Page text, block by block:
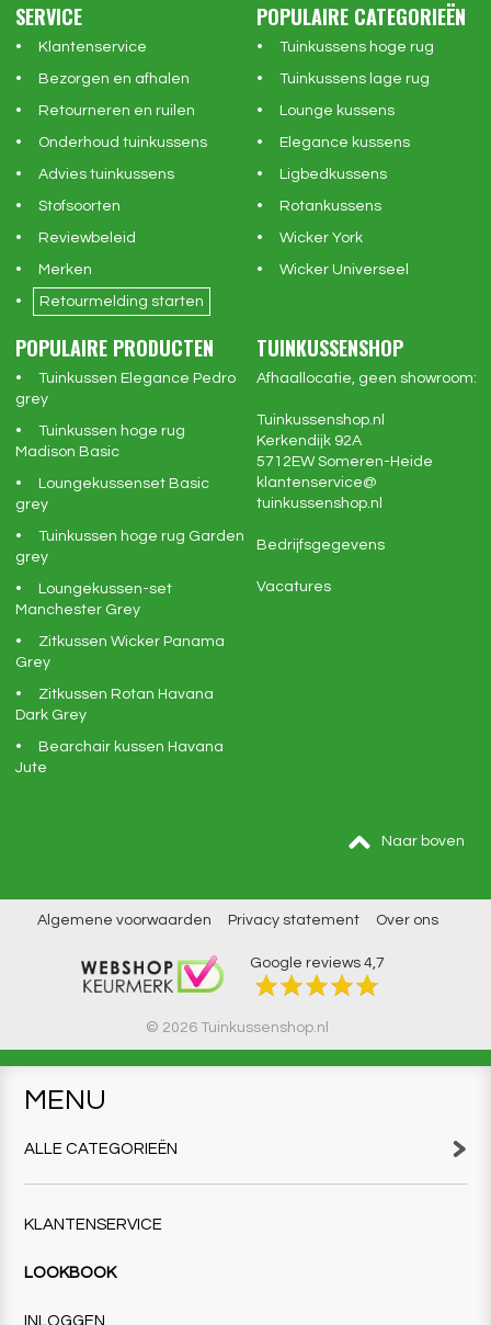
SERVICE
Klantenservice
Bezorgen en afhalen
Retourneren en ruilen
Onderhoud tuinkussens
Advies tuinkussens
Stofsoorten
Reviewbeleid
Merken
Retourmelding starten
POPULAIRE CATEGORIEËN
Tuinkussens hoge rug
Tuinkussens lage rug
Lounge kussens
Elegance kussens
Ligbedkussens
Rotankussens
Wicker York
Wicker Universeel
POPULAIRE PRODUCTEN
Tuinkussen Elegance Pedro
grey
Tuinkussen hoge rug
Madison Basic
Loungekussenset Basic
grey
Tuinkussen hoge rug Garden
grey
Loungekussen-set
Manchester Grey
Zitkussen Wicker Panama
Grey
Zitkussen Rotan Havana
Dark Grey
Bearchair kussen Havana
Jute
TUINKUSSENSHOP
Afhaallocatie, geen showroom:
Tuinkussenshop.nl
Kerkendijk 92A
5712EW Someren-Heide
klantenservice@
tuinkussenshop.nl
Bedrijfsgegevens
Vacatures
Naar boven
Algemene voorwaarden Privacy statement Over ons
Google reviews 4,7
© 2026 Tuinkussenshop.nl
MENU
ALLE CATEGORIEËN
KLANTENSERVICE
LOOKBOOK
INLOGGEN